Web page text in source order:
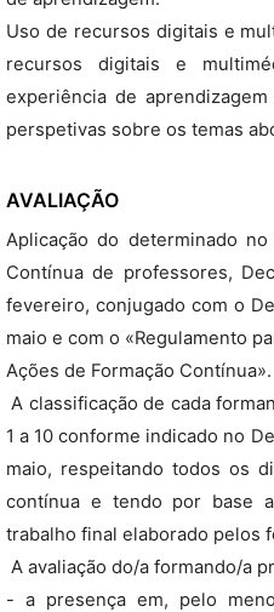
Uso de recursos digitais e
recursos digitais e
experiência de
perspetivas sobre os temas
AVALIAÇÃO
Aplicação do determinado
Contínua de professores,
fevereiro, conjugado com o
maio e com o «Regulamento
Ações de Formação Contínua».
 A classificação de cada
1 a 10 conforme indicado no
maio, respeitando todos os
contínua e tendo por base
trabalho final elaborado pelos
 A avaliação do/a formando/a
- a presença em, pelo